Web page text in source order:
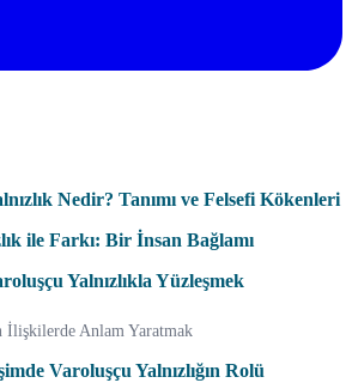
Nedir? Tanımı ve Felsefi Kökenleri
ile Farkı: Bir İnsan Bağlamı
Yalnızlıkla Yüzleşmek
İlişkilerde Anlam Yaratmak
Varoluşçu Yalnızlığın Rolü